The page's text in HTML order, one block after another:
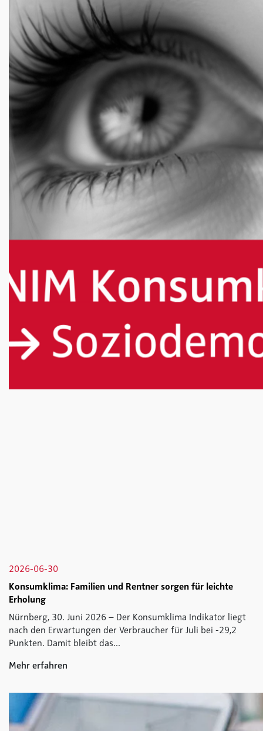
2026-06-30
Konsumklima: Familien und Rentner sorgen für leichte
Erholung
Nürnberg, 30. Juni 2026 – Der Konsumklima Indikator liegt
nach den Erwartungen der Verbraucher für Juli bei -29,2
Punkten. Damit bleibt das...
Mehr erfahren